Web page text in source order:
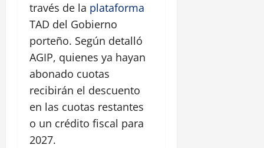
través de la plataforma
TAD del Gobierno
porteño. Según detalló
AGIP, quienes ya hayan
abonado cuotas
recibirán el descuento
en las cuotas restantes
o un crédito fiscal para
2027.